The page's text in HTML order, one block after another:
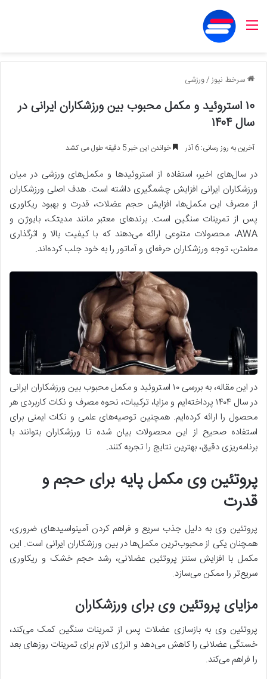
منو
سرخط نیوز/ورزشی
۱۰ استروئید و مکمل محبوب بین ورزشکاران ایرانی در
سال ۱۴۰۴
آخرین به روز رسانی: 6 آذر خواندن این خبر 5 دقیقه طول می کشد
در سال‌های اخیر، استفاده از استروئیدها و مکمل‌های ورزشی در میان
ورزشکاران ایرانی افزایش چشمگیری داشته است. هدف اصلی ورزشکاران
از مصرف این مکمل‌ها، افزایش حجم عضلات، قدرت و بهبود ریکاوری
پس از تمرینات سنگین است. برندهای معتبر مانند مدیتک، بایوژن و
AWA، محصولات متنوعی ارائه می‌دهند که با کیفیت بالا و اثرگذاری
مطمئن، توجه ورزشکاران حرفه‌ای و آماتور را به خود جلب کرده‌اند.
در این مقاله، به بررسی ۱۰ استروئید و مکمل محبوب بین ورزشکاران ایرانی
در سال ۱۴۰۴ پرداخته‌ایم و مزایا، ترکیبات، نحوه مصرف و نکات کاربردی هر
محصول را ارائه کرده‌ایم. همچنین توصیه‌های علمی و نکات ایمنی برای
استفاده صحیح از این محصولات بیان شده تا ورزشکاران بتوانند با
برنامه‌ریزی دقیق، بهترین نتایج را تجربه کنند.
پروتئین وی مکمل پایه برای حجم و
قدرت
پروتئین وی به دلیل جذب سریع و فراهم کردن آمینواسیدهای ضروری،
همچنان یکی از محبوب‌ترین مکمل‌ها در بین ورزشکاران ایرانی است. این
مکمل با افزایش سنتز پروتئین عضلانی، رشد حجم خشک و ریکاوری
سریع‌تر را ممکن می‌سازد.
مزایای پروتئین وی برای ورزشکاران
پروتئین وی به بازسازی عضلات پس از تمرینات سنگین کمک می‌کند،
خستگی عضلانی را کاهش می‌دهد و انرژی لازم برای تمرینات روزهای بعد
را فراهم می‌کند.